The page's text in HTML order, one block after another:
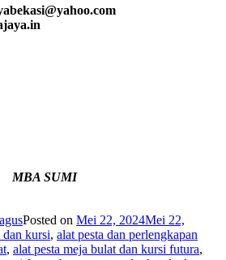
MBA SUMI
Posted on Mei 22, 2024Mei 22,
dan kursi, alat pesta dan perlengkapan
, alat pesta meja bulat dan kursi futura,